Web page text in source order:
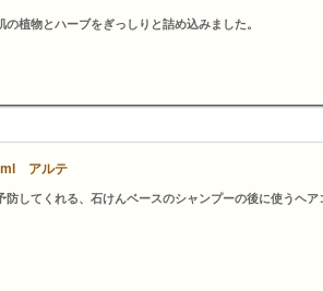
植物とハーブをぎっしりと詰め込みました。
アルテ
してくれる、石けんベースのシャンプーの後に使うヘ